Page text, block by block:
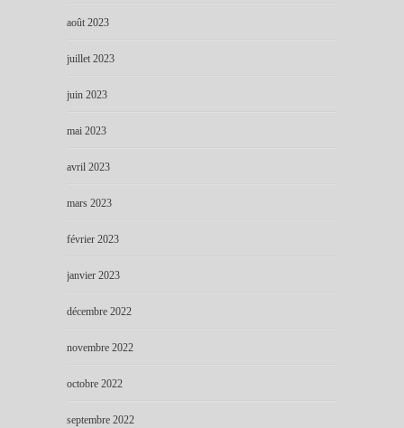
août 2023
juillet 2023
juin 2023
mai 2023
avril 2023
mars 2023
février 2023
janvier 2023
décembre 2022
novembre 2022
octobre 2022
septembre 2022